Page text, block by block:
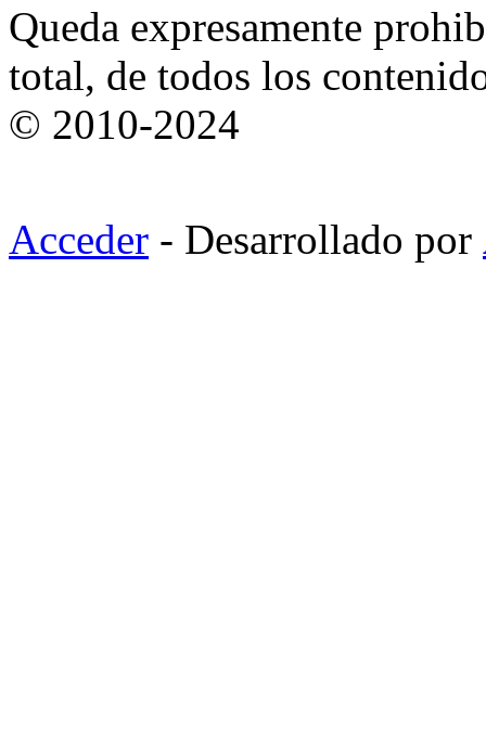
Queda expresamente
total, de todos los
© 2010-2024
Acceder - Desarrollado por